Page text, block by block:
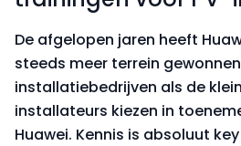
De afgelopen jaren heeft
steeds meer terrein
installatiebedrijven als de
installateurs kiezen in
Huawei. Kennis is absoluut